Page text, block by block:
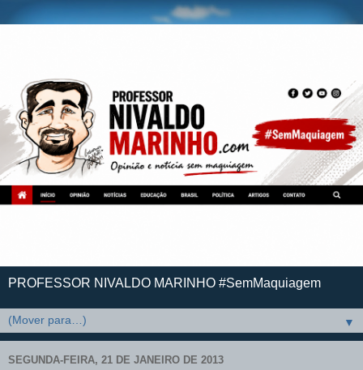
PROFESSOR NIVALDO MARINHO #SemMaquiagem
▼
SEGUNDA-FEIRA, 21 DE JANEIRO DE 2013